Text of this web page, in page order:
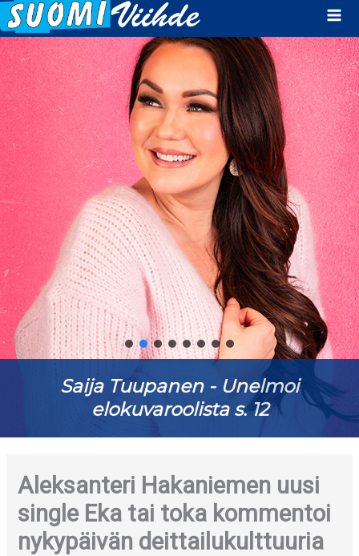
Saija Tuupanen - Unelmoi
elokuvaroolista s. 12
Aleksanteri Hakaniemen uusi
single Eka tai toka kommentoi
nykypäivän deittailukulttuuria